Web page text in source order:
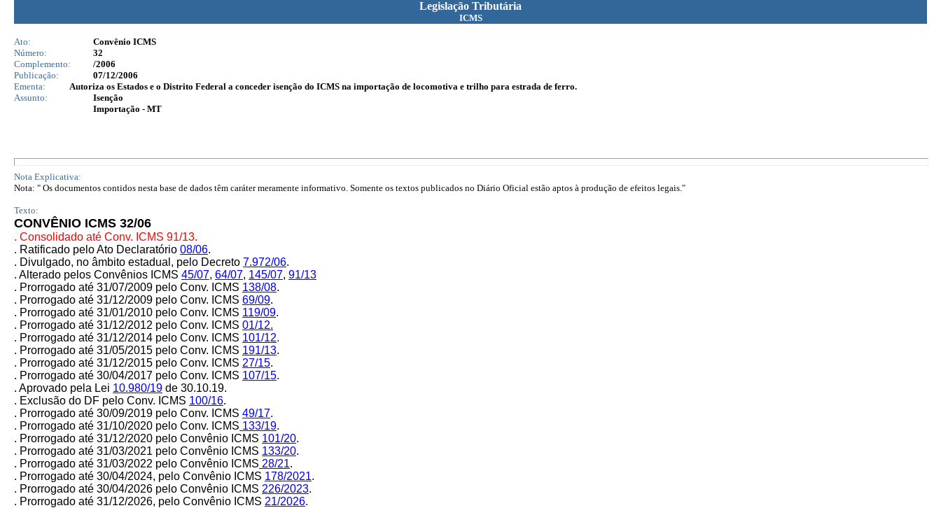
Legislação Tributária
ICMS
Ato:
Convênio ICMS
Número:
32
Complemento:
/2006
Publicação:
07/12/2006
Ementa:
Autoriza os Estados e o Distrito Federal a conceder isenção do ICMS na importação de locomotiva e trilho para estrada de ferro.
Assunto:
Isenção
Importação - MT
Nota Explicativa:
Nota: " Os documentos contidos nesta base de dados têm caráter meramente informativo. Somente os textos publicados no Diário Oficial estão aptos à produção de efeitos legais."
Texto:
CONVÊNIO ICMS 32/06
. Consolidado até Conv. ICMS 91/13.
. Ratificado pelo Ato Declaratório 08/06.
. Divulgado, no âmbito estadual, pelo Decreto 7.972/06.
. Alterado pelos Convênios ICMS 45/07, 64/07, 145/07, 91/13
. Prorrogado até 31/07/2009 pelo Conv. ICMS 138/08.
. Prorrogado até 31/12/2009 pelo Conv. ICMS 69/09.
. Prorrogado até 31/01/2010 pelo Conv. ICMS 119/09.
. Prorrogado até 31/12/2012 pelo Conv. ICMS 01/12.
. Prorrogado até 31/12/2014 pelo Conv. ICMS 101/12.
. Prorrogado até 31/05/2015 pelo Conv. ICMS 191/13.
. Prorrogado até 31/12/2015 pelo Conv. ICMS 27/15.
. Prorrogado até 30/04/2017 pelo Conv. ICMS 107/15.
. Aprovado pela Lei 10.980/19 de 30.10.19.
. Exclusão do DF pelo Conv. ICMS 100/16.
. Prorrogado até 30/09/2019 pelo Conv. ICMS 49/17.
. Prorrogado até 31/10/2020 pelo Conv. ICMS 133/19.
. Prorrogado até 31/12/2020 pelo Convênio ICMS 101/20.
. Prorrogado até 31/03/2021 pelo Convênio ICMS 133/20.
. Prorrogado até 31/03/2022 pelo Convênio ICMS 28/21.
. Prorrogado até 30/04/2024, pelo Convênio ICMS 178/2021.
. Prorrogado até 30/04/2026 pelo Convênio ICMS 226/2023.
. Prorrogado até 31/12/2026, pelo Convênio ICMS 21/2026.